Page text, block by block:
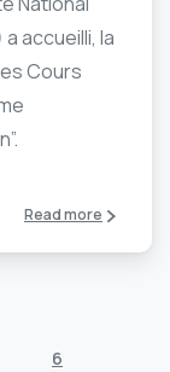
accueilli, la
Cours
Read more
6